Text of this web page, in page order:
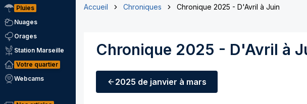
Pluies
Nuages
Orages
Station Marseille
Votre quartier
Webcams
Accueil Chroniques Chronique 2025 - D'Avril à Juin
Chronique 2025 - D'Avril à
2025 de janvier à mars